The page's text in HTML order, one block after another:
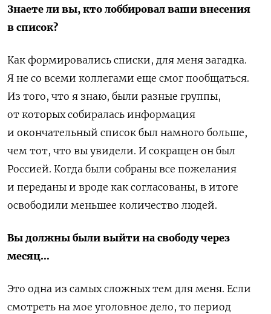
Знаете ли вы, кто лоббировал ваши внесения
в список?
Как формировались списки, для меня загадка.
Я не со всеми коллегами еще смог пообщаться.
Из того, что я знаю, были разные группы,
от которых собиралась информация
и окончательный список был намного больше,
чем тот, что вы увидели. И сокращен он был
Россией. Когда были собраны все пожелания
и переданы и вроде как согласованы, в итоге
освободили меньшее количество людей.
Вы должны были выйти на свободу через
месяц…
Это одна из самых сложных тем для меня. Если
смотреть на мое уголовное дело, то период